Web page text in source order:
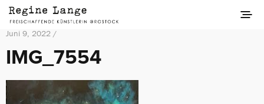
Juni 9, 2022 /
IMG_7554